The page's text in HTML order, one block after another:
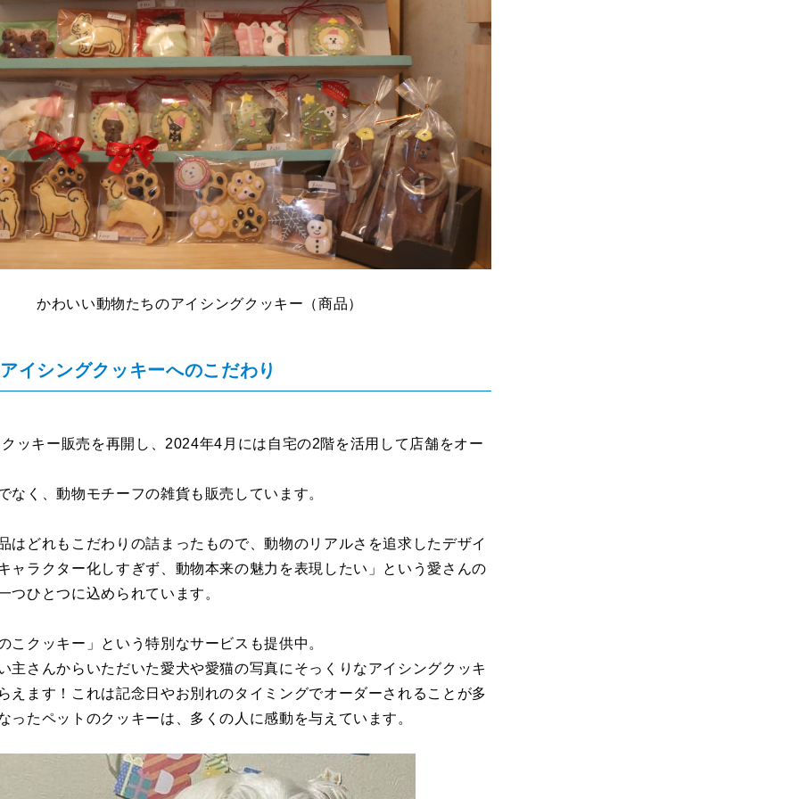
かわいい動物たちのアイシングクッキー（商品）
イシングクッキーへのこだわり
ッキー販売を再開し、2024年4月には自宅の2階を活用して店舗をオー
なく、動物モチーフの雑貨も販売しています。
はどれもこだわりの詰まったもので、動物のリアルさを追求したデザイ
ャラクター化しすぎず、動物本来の魅力を表現したい」という愛さんの
つひとつに込められています。
こクッキー」という特別なサービスも提供中。
主さんからいただいた愛犬や愛猫の写真にそっくりなアイシングクッキ
えます！これは記念日やお別れのタイミングでオーダーされることが多
ったペットのクッキーは、多くの人に感動を与えています。